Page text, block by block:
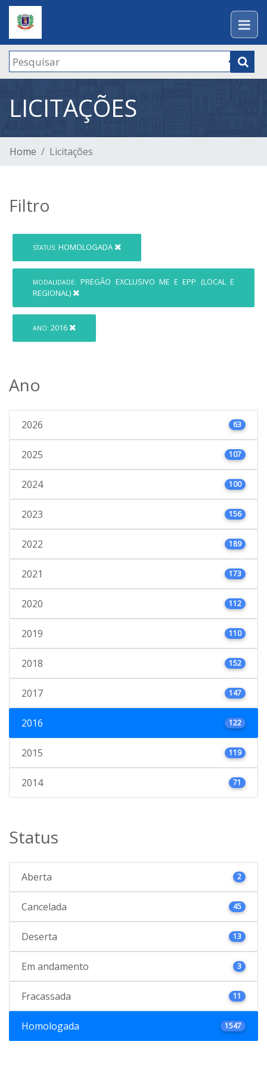
LICITAÇÕES
Home Licitações
Filtro
STATUS: HOMOLOGADA
MODALIDADE: PREGÃO EXCLUSIVO ME E EPP (LOCAL E
REGIONAL)
ANO: 2016
Ano
2026 63
2025 107
2024 100
2023 156
2022 189
2021 173
2020 112
2019 110
2018 152
2017 147
2016 122
2015 119
2014 71
Status
Aberta 2
Cancelada 45
Deserta 13
Em andamento 3
Fracassada 11
Homologada 1547